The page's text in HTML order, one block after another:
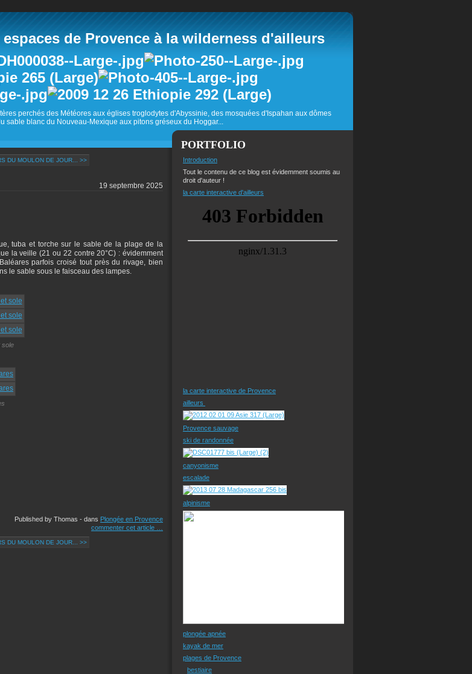
de Provence à la wilderness d'ailleurs
perchés des Météores aux églises troglodytes d'Abyssinie, des mosquées d'Ispahan aux dômes
sable blanc du Nouveau-Mexique aux pitons gréseux du Hoggar...
DU MOULON DE JOUR... >>
19 septembre 2025
tuba et torche sur le sable de la plage de la
la veille (21 ou 22 contre 20°C) : évidemment
parfois croisé tout près du rivage, bien
le sable sous le faisceau des lampes.
sole
Published by Thomas - dans Plongée en Provence
commenter cet article
DU MOULON DE JOUR... >>
PORTFOLIO
Introduction
Tout le contenu de ce blog est évidemment soumis au
droit d'auteur !
la carte interactive d'ailleurs
la carte interactive de Provence
ailleurs
Provence sauvage
ski de randonnée
canyonisme
escalade
alpinisme
plongée apnée
kayak de mer
plages de Provence
bestiaire